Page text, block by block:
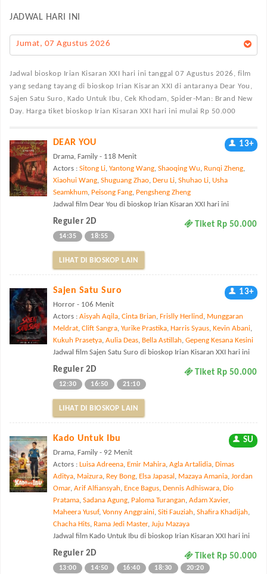
JADWAL HARI INI
Jumat, 07 Agustus 2026
Jadwal bioskop Irian Kisaran XXI hari ini tanggal 07 Agustus 2026, film
yang sedang tayang di bioskop Irian Kisaran XXI di antaranya Dear You,
Sajen Satu Suro, Kado Untuk Ibu, Cek Khodam, Spider-Man: Brand New
Day. Harga tiket bioskop Irian Kisaran XXI hari ini mulai Rp 50.000
DEAR YOU 13+
Drama, Family - 118 Menit
Actors : Sitong Li, Yantong Wang, Shaoqing Wu, Runqi Zheng,
Xiaohui Wang, Shuguang Zhao, Deru Li, Shuhao Li, Usha
Seamkhum, Peisong Fang, Pengsheng Zheng
Jadwal film Dear You di bioskop Irian Kisaran XXI hari ini
Reguler 2D Tiket Rp 50.000
14:35 18:55
LIHAT DI BIOSKOP LAIN
Sajen Satu Suro 13+
Horror - 106 Menit
Actors : Aisyah Aqila, Cinta Brian, Frislly Herlind , Munggaran
Meldrat, Clift Sangra, Yurike Prastika, Harris Syaus, Kevin Abani,
Kukuh Prasetya, Aulia Deas, Bella Astillah, Gepeng Kesana Kesini
Jadwal film Sajen Satu Suro di bioskop Irian Kisaran XXI hari ini
Reguler 2D Tiket Rp 50.000
12:30 16:50 21:10
LIHAT DI BIOSKOP LAIN
Kado Untuk Ibu SU
Drama, Family - 92 Menit
Actors : Luisa Adreena, Emir Mahira, Agla Artalidia, Dimas
Aditya, Maizura, Rey Bong, Elsa Japasal , Mazaya Amania, Jordan
Omar, Arif Alfiansyah, Ence Bagus, Dennis Adhiswara, Dio
Pratama, Sadana Agung, Paloma Turangan, Adam Xavier,
Maheera Yusuf, Vonny Anggraini, Siti Fauziah, Shafira Khadijah,
Chacha Hits, Rama Jedi Master, Juju Mazaya
Jadwal film Kado Untuk Ibu di bioskop Irian Kisaran XXI hari ini
Reguler 2D Tiket Rp 50.000
13:00 14:50 16:40 18:30 20:20